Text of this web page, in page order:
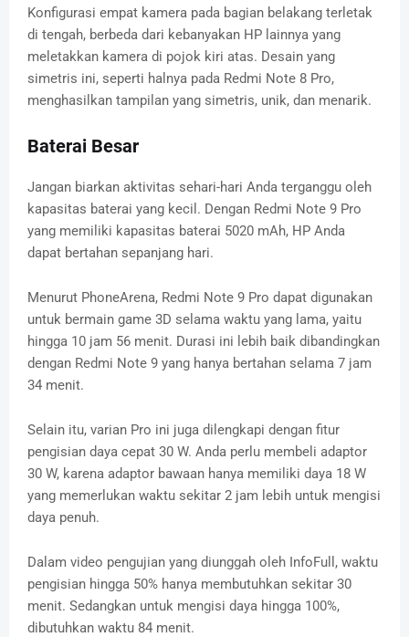
Konfigurasi empat kamera pada bagian belakang terletak
di tengah, berbeda dari kebanyakan HP lainnya yang
meletakkan kamera di pojok kiri atas. Desain yang
simetris ini, seperti halnya pada Redmi Note 8 Pro,
menghasilkan tampilan yang simetris, unik, dan menarik.
Baterai Besar
Jangan biarkan aktivitas sehari-hari Anda terganggu oleh
kapasitas baterai yang kecil. Dengan Redmi Note 9 Pro
yang memiliki kapasitas baterai 5020 mAh, HP Anda
dapat bertahan sepanjang hari.
Menurut PhoneArena, Redmi Note 9 Pro dapat digunakan
untuk bermain game 3D selama waktu yang lama, yaitu
hingga 10 jam 56 menit. Durasi ini lebih baik dibandingkan
dengan Redmi Note 9 yang hanya bertahan selama 7 jam
34 menit.
Selain itu, varian Pro ini juga dilengkapi dengan fitur
pengisian daya cepat 30 W. Anda perlu membeli adaptor
30 W, karena adaptor bawaan hanya memiliki daya 18 W
yang memerlukan waktu sekitar 2 jam lebih untuk mengisi
daya penuh.
Dalam video pengujian yang diunggah oleh InfoFull, waktu
pengisian hingga 50% hanya membutuhkan sekitar 30
menit. Sedangkan untuk mengisi daya hingga 100%,
dibutuhkan waktu 84 menit.